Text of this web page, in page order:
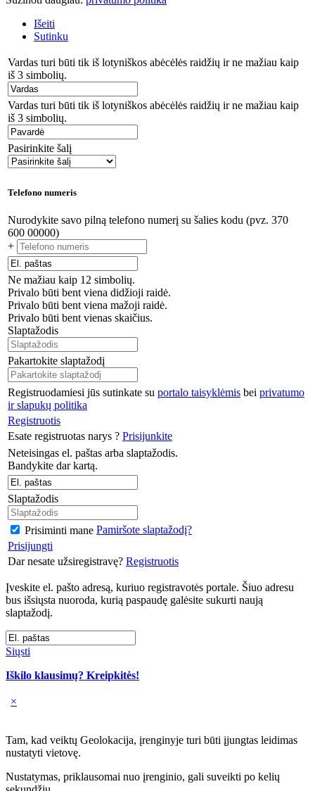
Išeiti
Sutinku
Vardas turi būti tik iš lotyniškos abėcėlės raidžių ir ne mažiau kaip
iš 3 simbolių.
Vardas turi būti tik iš lotyniškos abėcėlės raidžių ir ne mažiau kaip
iš 3 simbolių.
Pasirinkite šalį
Telefono numeris
Nurodykite savo pilną telefono numerį su šalies kodu (pvz. 370
600 00000)
+
Ne mažiau kaip 12 simbolių.
Privalo būti bent viena didžioji raidė.
Privalo būti bent viena mažoji raidė.
Privalo būti bent vienas skaičius.
Slaptažodis
Pakartokite slaptažodį
Registruodamiesi jūs sutinkate su portalo taisyklėmis bei privatumo
ir slapukų politika
Registruotis
Esate registruotas narys ? Prisijunkite
Neteisingas el. paštas arba slaptažodis.
Bandykite dar kartą.
Slaptažodis
Prisiminti mane Pamiršote slaptažodį?
Prisijungti
Dar nesate užsiregistravę? Registruotis
Įveskite el. pašto adresą, kuriuo registravotės portale. Šiuo adresu
bus išsiųsta nuoroda, kurią paspaudę galėsite sukurti naują
slaptažodį.
Siųsti
Iškilo klausimų? Kreipkitės!
×
Tam, kad veiktų Geolokacija, įrenginyje turi būti įjungtas leidimas
nustatyti vietovę.
Nustatymas, priklausomai nuo įrenginio, gali suveikti po kelių